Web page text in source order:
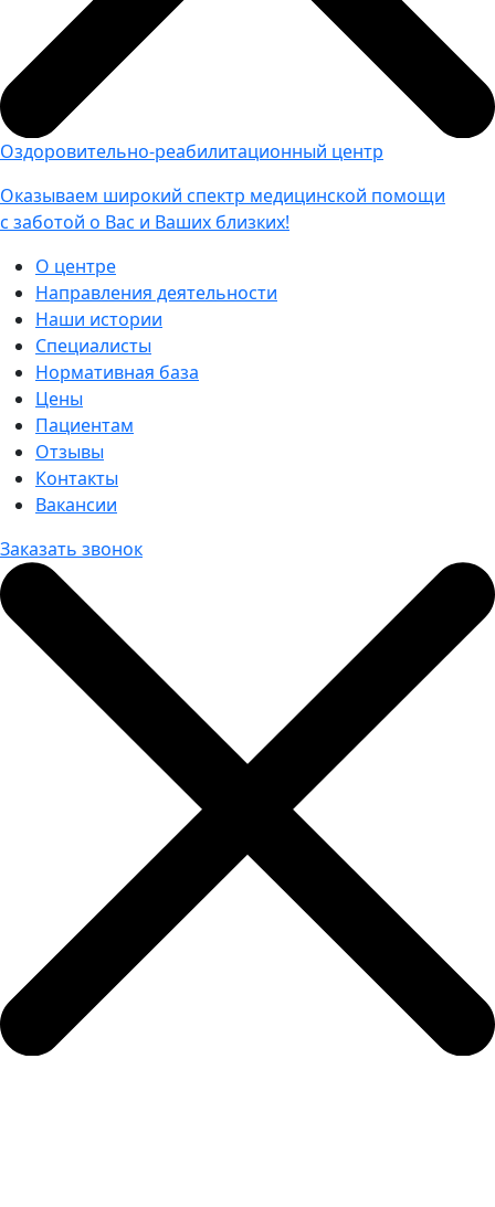
Оздоровительно-реабилитационный центр
Оказываем широкий спектр медицинской помощи
с заботой о Вас и Ваших близких!
О центре
Направления деятельности
Наши истории
Специалисты
Нормативная база
Цены
Пациентам
Отзывы
Контакты
Вакансии
Заказать звонок